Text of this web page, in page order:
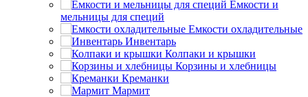
Емкости и
мельницы для специй
Емкости охладительные
Инвентарь
Колпаки и крышки
Корзины и хлебницы
Креманки
Мармит